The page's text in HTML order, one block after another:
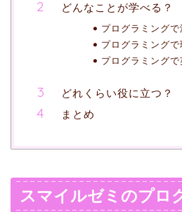
どんなことが学べる？
プログラミングで
プログラミングで
プログラミングで
どれくらい役に立つ？
まとめ
スマイルゼミのプロ